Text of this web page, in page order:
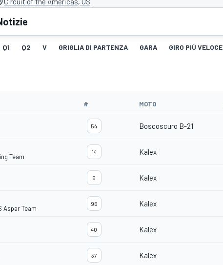
WEC
Q1 Q2 V GRIGLIA DI PARTENZA GARA GIRO PIÙ VELOCE
# MOTO
54 Boscoscuro B-21
Team
14 Kalex
6 Kalex
Aspar Team
96 Kalex
40 Kalex
37 Kalex